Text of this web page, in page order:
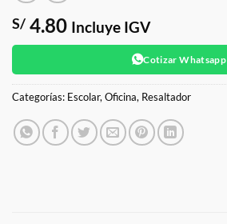
S/ 4.80 Incluye IGV
Cotizar Whatsapp
Categorías: Escolar,Oficina, Resaltador